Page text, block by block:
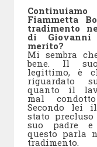
Fiammetta
tradimento
di
merito?
Mi sembra
bene. Il
legittimo, è
riguardato
quanto il
mal
Secondo lei
stato
suo padre
questo parla